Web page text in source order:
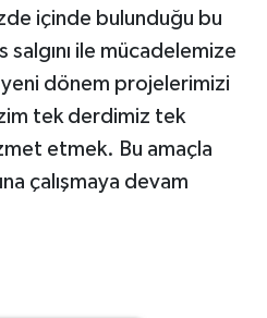
içinde bulunduğu bu
ile mücadelemize
dönem projelerimizi
tek derdimiz tek
etmek. Bu amaçla
çalışmaya devam